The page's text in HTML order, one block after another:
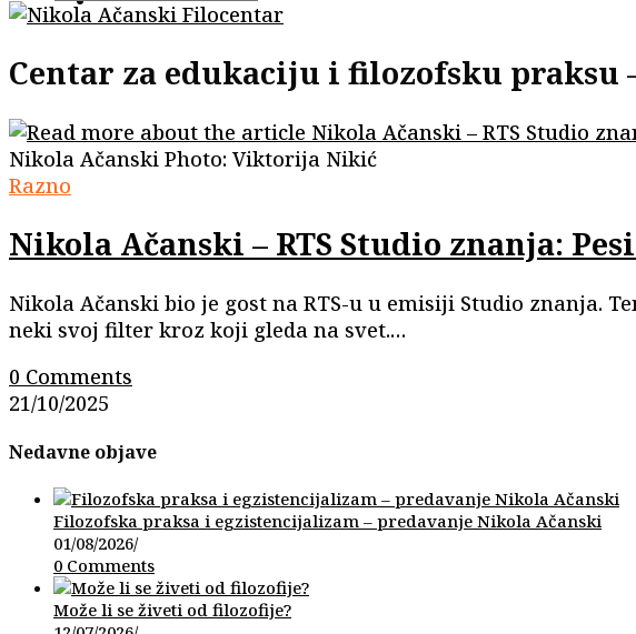
Centar za edukaciju i filozofsku praksu
Nikola Ačanski Photo: Viktorija Nikić
Razno
Nikola Ačanski – RTS Studio znanja:
Nikola Ačanski bio je gost na RTS-u u emisiji Studio znanja.
neki svoj filter kroz koji gleda na svet.…
0 Comments
21/10/2025
Nedavne objave
Filozofska praksa i egzistencijalizam – predavanje Nikola Ačanski
01/08/2026/
0 Comments
Može li se živeti od filozofije?